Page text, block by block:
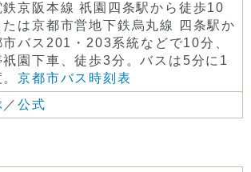
鉄京阪本線 祇園四条駅から徒歩10
たは京都市営地下鉄烏丸線 四条駅か
市バス201・203系統などで10分、
祇園下車、徒歩3分。バスは5分に1
。京都市バス時刻表
／公式